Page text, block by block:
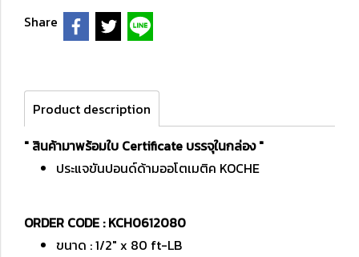
Share
Product description
" สินค้ามาพร้อมใบ Certificate บรรจุในกล่อง "
ประแจขันปอนด์ด้ามออโตเมติค KOCHE
ORDER CODE : KCH0612080
ขนาด : 1/2" x 80 ft-LB